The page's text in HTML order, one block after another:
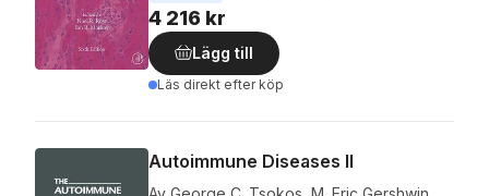
4 216 kr
Lägg till
Läs direkt efter köp
Autoimmune Diseases II